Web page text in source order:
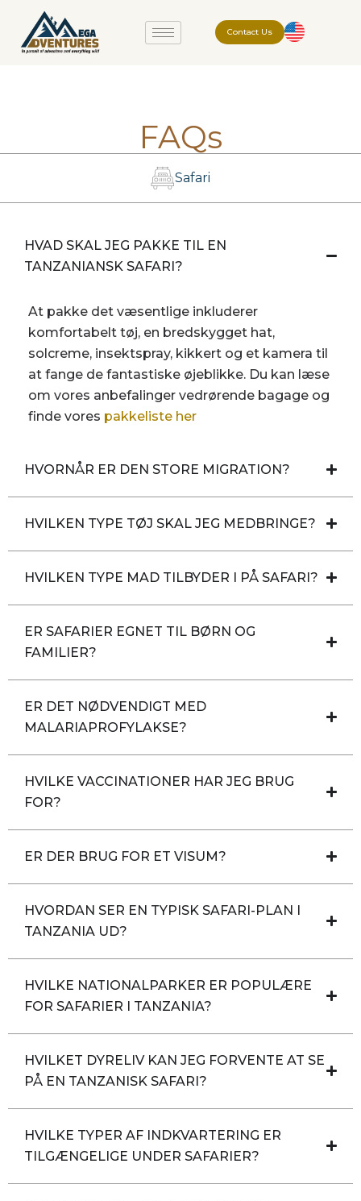
Contact Us
FAQs
Safari
HVAD SKAL JEG PAKKE TIL EN
TANZANIANSK SAFARI?
At pakke det væsentlige inkluderer
komfortabelt tøj, en bredskygget hat,
solcreme, insektspray, kikkert og et kamera til
at fange de fantastiske øjeblikke. Du kan læse
om vores anbefalinger vedrørende bagage og
finde vores pakkeliste her
HVORNÅR ER DEN STORE MIGRATION?
HVILKEN TYPE TØJ SKAL JEG MEDBRINGE?
HVILKEN TYPE MAD TILBYDER I PÅ SAFARI?
ER SAFARIER EGNET TIL BØRN OG
FAMILIER?
ER DET NØDVENDIGT MED
MALARIAPROFYLAKSE?
HVILKE VACCINATIONER HAR JEG BRUG
FOR?
ER DER BRUG FOR ET VISUM?
HVORDAN SER EN TYPISK SAFARI-PLAN I
TANZANIA UD?
HVILKE NATIONALPARKER ER POPULÆRE
FOR SAFARIER I TANZANIA?
HVILKET DYRELIV KAN JEG FORVENTE AT SE
PÅ EN TANZANISK SAFARI?
HVILKE TYPER AF INDKVARTERING ER
TILGÆNGELIGE UNDER SAFARIER?